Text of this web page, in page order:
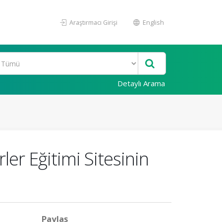
Araştırmacı Girişi English
Detaylı Arama
Eğitimi Sitesinin
Paylaş